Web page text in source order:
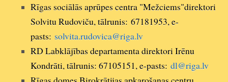
Rīgas sociālās aprūpes centra "Mežciems"direktori
Solvitu Rudoviču, tālrunis: 67181953, e-
pasts: solvita.rudovica@riga.lv
RD Labklājības departamenta direktori Irēnu
Kondrāti, tālrunis: 67105151, e-pasts: dl@riga.lv